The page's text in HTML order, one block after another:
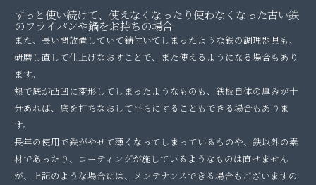
ずっと使い続けて、使えなくなったり使わなくなった古い鉄
のフライパンや鍋をお持ちの場合
また、長い間放置していて錆付いてしまったような鉄の調理器具も、
研磨し直して仕上げなおすことで、また使えるようになる場合もあり
ます。
熱で底が凸凹に変形してしまったようなものも、鉄板自体の厚みが十
分あれば、底を打ちなおして平らにすることもできる場合もありま
す。
長年の使用で鉄がやせて薄くなってしまっているものや、鉄以外の素
材であったり、コーティングが施しているようなものは直せません
が、上記のような場合には、メンテナンスできる場合もございますの